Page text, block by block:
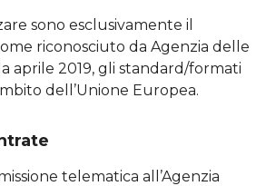
sono esclusivamente il
riconosciuto da Agenzia delle
aprile 2019, gli standard/formati
dell’Unione Europea.
telematica all’Agenzia